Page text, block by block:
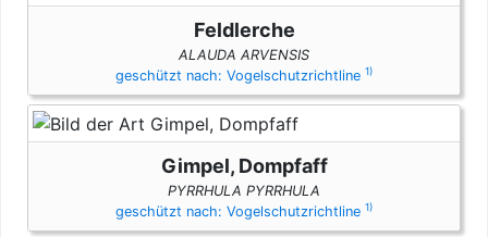
Feldlerche
ALAUDA ARVENSIS
geschützt nach: Vogelschutzrichtline 1)
Gimpel, Dompfaff
PYRRHULA PYRRHULA
geschützt nach: Vogelschutzrichtline 1)